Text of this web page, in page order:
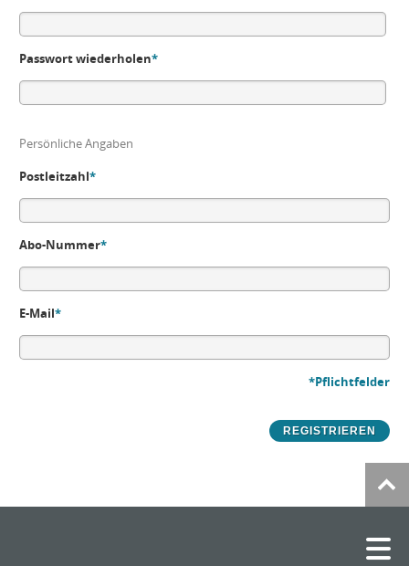
Passwort wiederholen*
Persönliche Angaben
Postleitzahl*
Abo-Nummer*
E-Mail*
*Pflichtfelder